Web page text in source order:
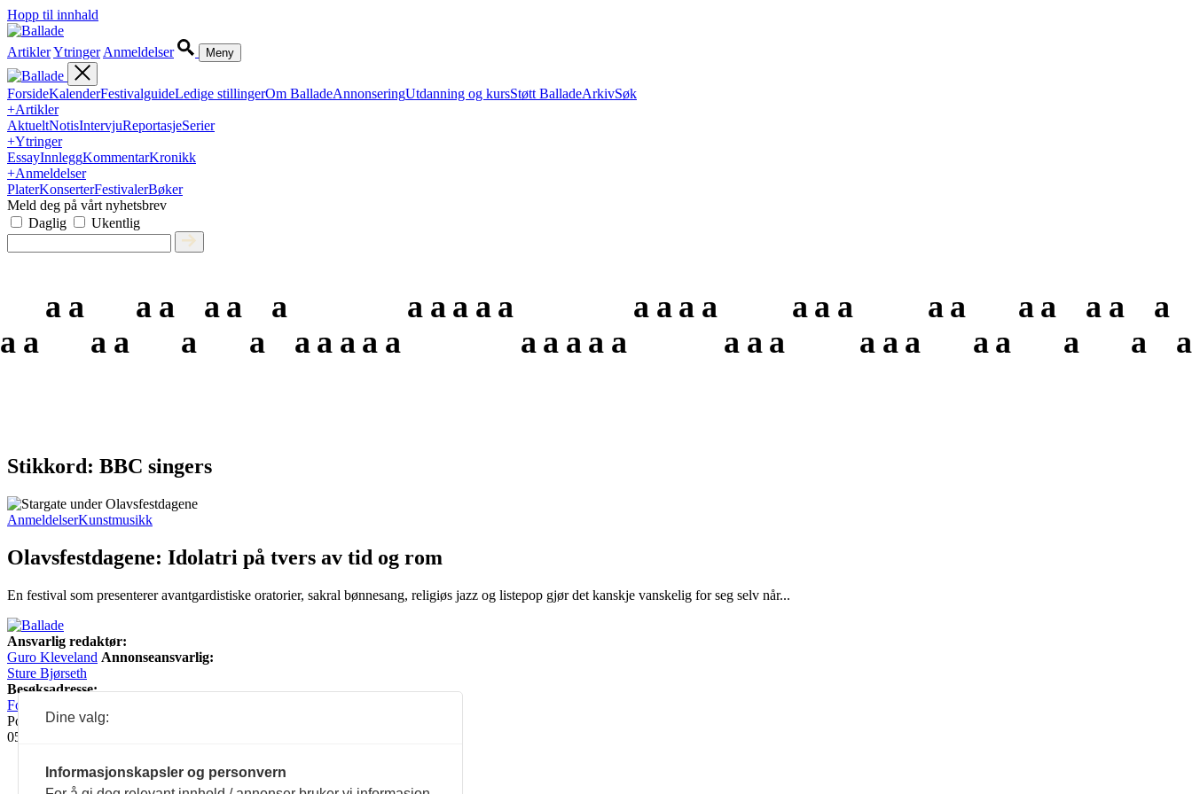
Hopp til innhald
ArtiklerYtringer Anmeldelser Meny
ForsideKalenderFestivalguideLedige stillingerOm BalladeAnnonseringUtdanning og kursStøtt BalladeArkivSøk
+Artikler
AktueltNotisIntervjuReportasjeSerier
+Ytringer
EssayInnleggKommentarKronikk
+Anmeldelser
PlaterKonserterFestivalerBøker
Meld deg på vårt nyhetsbrev
Daglig
Ukentlig
a
a
a a
a
a
a
a
a
a
a a
a a a a
a a a a
a a a
a a
a a
a a
a
a a
a
a
a
a
a
a
Stikkord: BBC singers
AnmeldelserKunstmusikk
Olavsfestdagene: Idolatri på tvers av tid og rom
En festival som presenterer avantgardistiske oratorier, sakral bønnesang, religiøs jazz og listepop gjør det kanskje vanskelig for seg selv når...
Ansvarlig redaktør:
Guro Kleveland Annonseansvarlig:
Sture Bjørseth
Besøksadresse:
Fossveien 24, 0551 Oslo
Postboks 2073 Grünerløkka,
0505 Oslo
Dine valg:
Informasjonskapsler og personvern